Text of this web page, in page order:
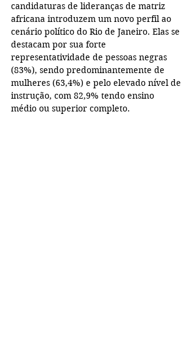
candidaturas de lideranças de matriz
africana introduzem um novo perfil ao
cenário político do Rio de Janeiro. Elas se
destacam por sua forte
representatividade de pessoas negras
(83%), sendo predominantemente de
mulheres (63,4%) e pelo elevado nível de
instrução, com 82,9% tendo ensino
médio ou superior completo.